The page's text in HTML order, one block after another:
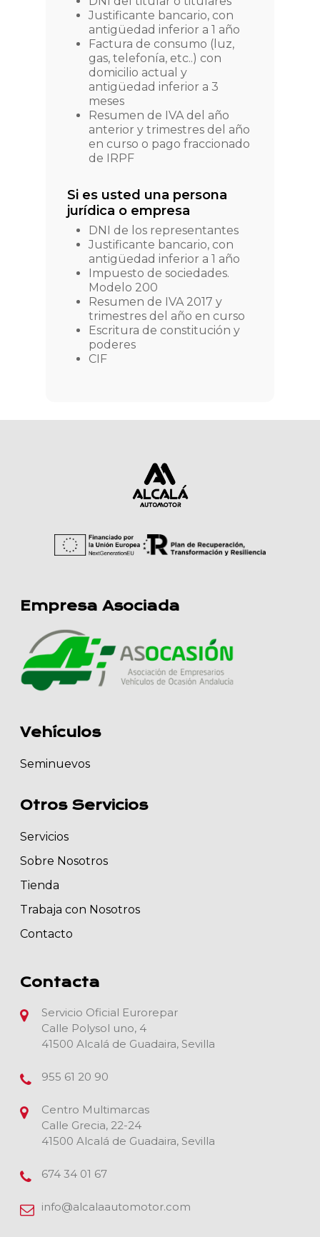
Justificante bancario, con
antigüedad inferior a 1 año
Factura de consumo (luz,
gas, telefonía, etc..) con
domicilio actual y
antigüedad inferior a 3
meses
Resumen de IVA del año
anterior y trimestres del año
en curso o pago fraccionado
de IRPF
Si es usted una persona
jurídica o empresa
DNI de los representantes
Justificante bancario, con
antigüedad inferior a 1 año
Impuesto de sociedades.
Modelo 200
Resumen de IVA 2017 y
trimestres del año en curso
Escritura de constitución y
poderes
CIF
Empresa Asociada
Vehículos
Seminuevos
Otros Servicios
Servicios
Sobre Nosotros
Tienda
Trabaja con Nosotros
Contacto
Contacta
Servicio Oficial Eurorepar
Calle Polysol uno, 4
41500 Alcalá de Guadaira, Sevilla
955 61 20 90
Centro Multimarcas
Calle Grecia, 22-24
41500 Alcalá de Guadaira, Sevilla
674 34 01 67
info@alcalaautomotor.com